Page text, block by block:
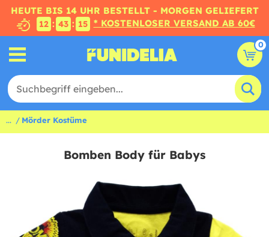
HEUTE BIS 14 UHR BESTELLT - MORGEN GELIEFERT
12 : 43 : 14 * KOSTENLOSER VERSAND AB 60€
0
... Mörder Kostüme
Bomben Body für Babys